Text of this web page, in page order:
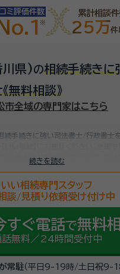
ミ評価件数
No.1
累計相談
25万件
川県)の相続手続きに
《無料相談》
市全域の専門家はこちら
続きを読む
手続きに強い司法書士/行政書士
政書士をお探しいただけます。
超えていた場合）など多岐に渡るた
談しましょう。
いい相続専門スタッフ
談/見積り依頼受け付け中
すぐ電話で無料
話無料／24時間受付中
常駐（平日9-19時/土日祝9-